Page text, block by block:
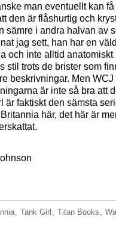
man eventuellt kan få
den är flåshurtig och
sämre i andra halvan av
jag sett, han har en
och inte alltid anatomiskt
stil trots de brister som
beskrivningar. Men
är inte så bra att
är faktiskt den sämsta
här, det här är
, Tank Girl , Titan Books ,